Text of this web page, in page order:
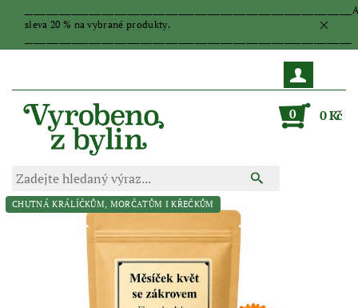
sleva 20 % na vybrané produkty.
0 0 Kč
CHUTNÁ KRÁLÍČKŮM, MORČATŮM I KŘEČKŮM